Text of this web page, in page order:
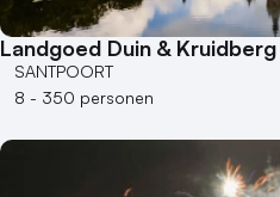
Bijzondere locaties
Buitenlocatie
Duurzame locatie
Groene locatie
Landgoed Duin & Kruidberg
SANTPOORT
8 - 350 personen